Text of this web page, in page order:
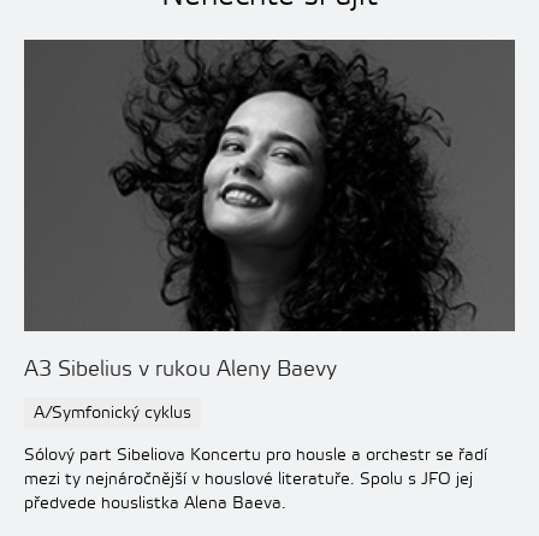
A3 Sibelius v rukou Aleny Baevy
A/Symfonický cyklus
Sólový part Sibeliova Koncertu pro housle a orchestr se řadí
mezi ty nejnáročnější v houslové literatuře. Spolu s JFO jej
předvede houslistka Alena Baeva.